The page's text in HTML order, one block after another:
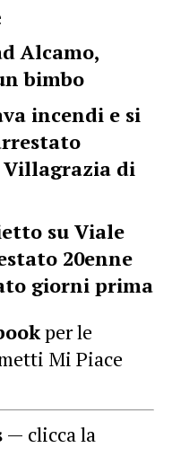
Alcamo,
bimbo
incendi e si
Villagrazia di
su Viale
20enne
giorni prima
per le
Mi Piace
— clicca la